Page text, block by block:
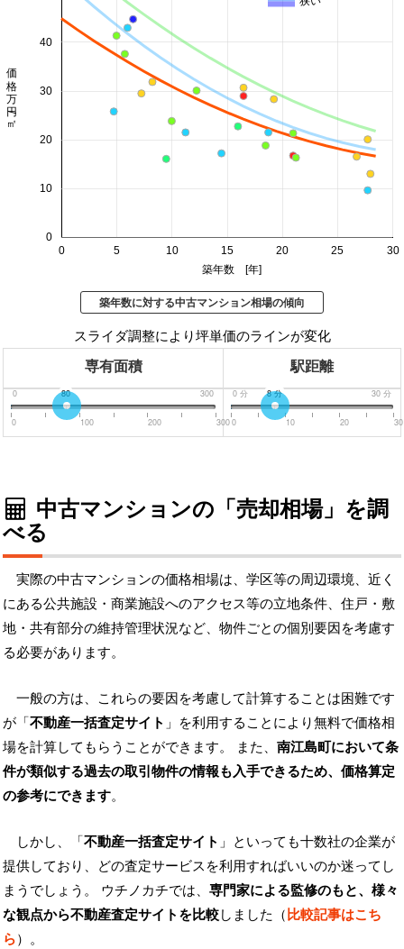
0 5 10 15 20 25 30
0
10
20
30
40
築年数 [年]
価格 万円/㎡
築年数に対する中古マンション相場の傾向
スライダ調整により坪単価のラインが変化
専有面積 駅距離
0 300
80
0 100 200 300
0 分 30 分
8分
0 10 20 30
中古マンションの「売却相場」を調
べる
実際の中古マンションの価格相場は、学区等の周辺環境、近く
にある公共施設・商業施設へのアクセス等の立地条件、住戸・敷
地・共有部分の維持管理状況など、物件ごとの個別要因を考慮す
る必要があります。
一般の方は、これらの要因を考慮して計算することは困難です
が「不動産一括査定サイト 」を利用することにより無料で価格相
場を計算してもらうことができます。 また、 南江島町において条
件が類似する過去の取引物件の情報も入手できるため、価格算定
の参考にできます。
しかし、「不動産一括査定サイト 」といっても十数社の企業が
提供しており、どの査定サービスを利用すればいいのか迷ってし
まうでしょう。 ウチノカチでは、 専門家による監修のもと、様々
な観点から不動産査定サイトを比較しました（比較記事はこち
ら）。